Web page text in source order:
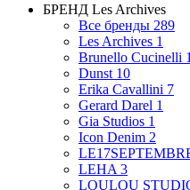
БРЕНД Les Archives
Все бренды 289
Les Archives 1
Brunello Cucinelli
Dunst 10
Erika Cavallini 7
Gerard Darel 1
Gia Studios 1
Icon Denim 2
LEHA 3
LOULOU